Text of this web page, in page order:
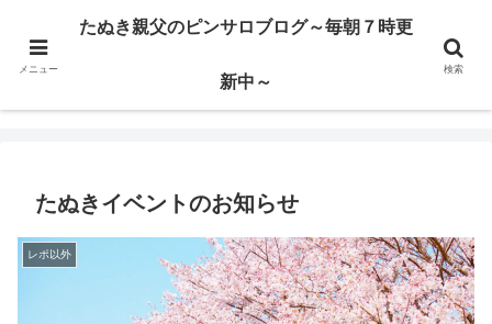
ハードサービス嬢を求めて3000回ピンサロで遊んだ親父
たぬき親父のピンサロブログ～毎朝７時更新中～
たぬきイベントのお知らせ
レポ以外
メニュー
たぬき親父のピンサロブログ～毎朝７時更
新中～
検索